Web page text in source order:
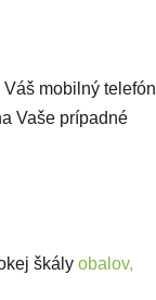
mobilný telefón
Vaše prípadné
škály obalov,